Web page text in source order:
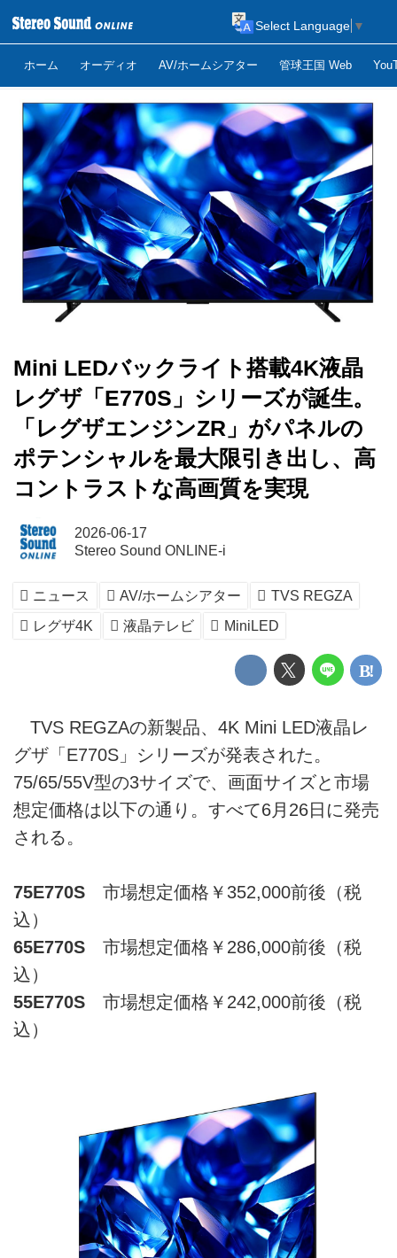
ホーム オーディオ AV/ホームシアター 管球王国 Web
Select Language ▼
Mini LEDバックライト搭載4K液晶
レグザ「E770S」シリーズが誕生。
「レグザエンジンZR」がパネルの
ポテンシャルを最大限引き出し、高
コントラストな高画質を実現
2026-06-17
Stereo Sound ONLINE-i
ニュース AV/ホームシアター
TVS REGZA
レグザ4K
液晶テレビ MiniLED
TVS REGZAの新製品、4K Mini LED液晶レ
グザ「E770S」シリーズが発表された。
75/65/55V型の3サイズで、画面サイズと市場
想定価格は以下の通り。すべて6月26日に発売
される。
75E770S 市場想定価格￥352,000前後（税
込）
65E770S 市場想定価格￥286,000前後（税
込）
55E770S 市場想定価格￥242,000前後（税
込）